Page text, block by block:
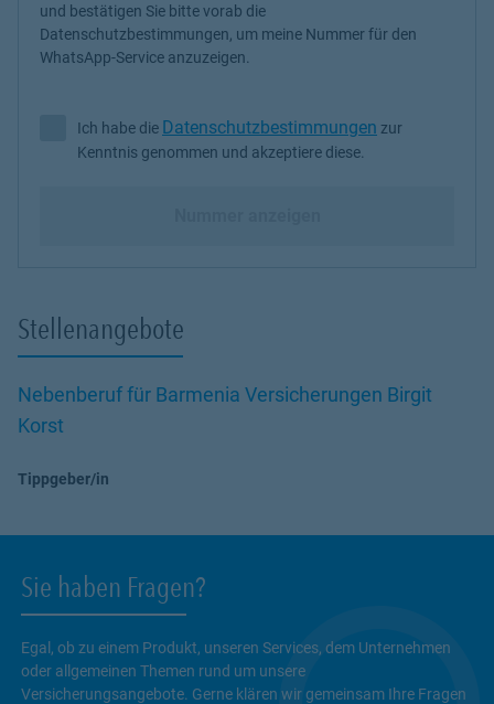
und bestätigen Sie bitte vorab die
Datenschutzbestimmungen, um meine Nummer für den
WhatsApp-Service anzuzeigen.
Ich habe die Datenschutzbestimmungen zur Kenntnis
Ich habe die Datenschutzbestimmungen zur
Kenntnis genommen und akzeptiere diese.
Stellenangebote
Nebenberuf für Barmenia Versicherungen Birgit
Korst
Tippgeber/in
Sie haben Fragen?
Egal, ob zu einem Produkt, unseren Services, dem Unternehmen
oder allgemeinen Themen rund um unsere
Versicherungsangebote. Gerne klären wir gemeinsam Ihre Fragen